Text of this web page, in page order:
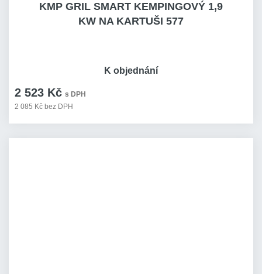
KMP GRIL SMART KEMPINGOVÝ 1,9
KW NA KARTUŠI 577
2 523 Kč s DPH
2 085 Kč bez DPH
K objednání